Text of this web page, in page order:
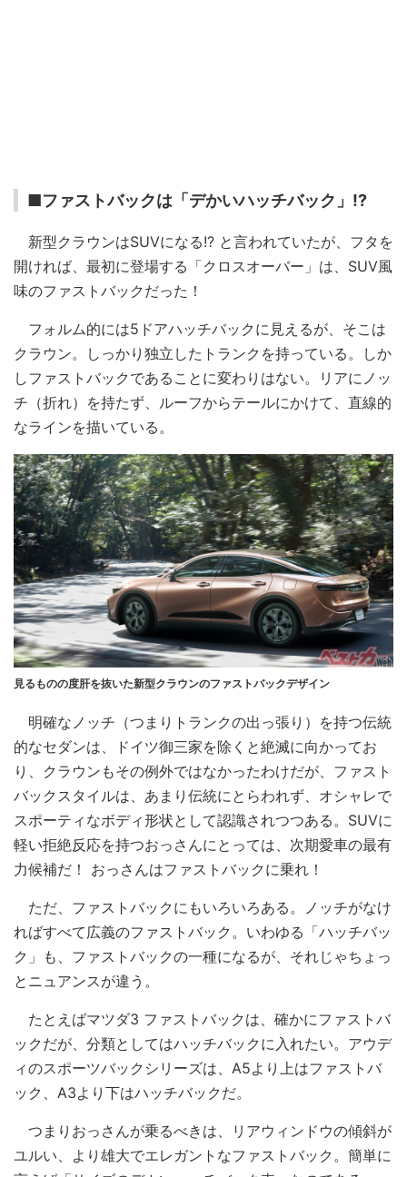
■ファストバックは「デかいハッチバック」!?
新型クラウンはSUVになる!? と言われていたが、フタを
開ければ、最初に登場する「クロスオーバー」は、SUV風
味のファストバックだった！
フォルム的には5ドアハッチバックに見えるが、そこは
クラウン。しっかり独立したトランクを持っている。しか
しファストバックであることに変わりはない。リアにノッ
チ（折れ）を持たず、ルーフからテールにかけて、直線的
なラインを描いている。
見るものの度肝を抜いた新型クラウンのファストバックデザイン
明確なノッチ（つまりトランクの出っ張り）を持つ伝統
的なセダンは、ドイツ御三家を除くと絶滅に向かってお
り、クラウンもその例外ではなかったわけだが、ファスト
バックスタイルは、あまり伝統にとらわれず、オシャレで
スポーティなボディ形状として認識されつつある。SUVに
軽い拒絶反応を持つおっさんにとっては、次期愛車の最有
力候補だ！ おっさんはファストバックに乗れ！
ただ、ファストバックにもいろいろある。ノッチがなけ
ればすべて広義のファストバック。いわゆる「ハッチバッ
ク」も、ファストバックの一種になるが、それじゃちょっ
とニュアンスが違う。
たとえばマツダ3 ファストバックは、確かにファストバ
ックだが、分類としてはハッチバックに入れたい。アウデ
ィのスポーツバックシリーズは、A5より上はファストバ
ック、A3より下はハッチバックだ。
つまりおっさんが乗るべきは、リアウィンドウの傾斜が
ユルい、より雄大でエレガントなファストバック。簡単に